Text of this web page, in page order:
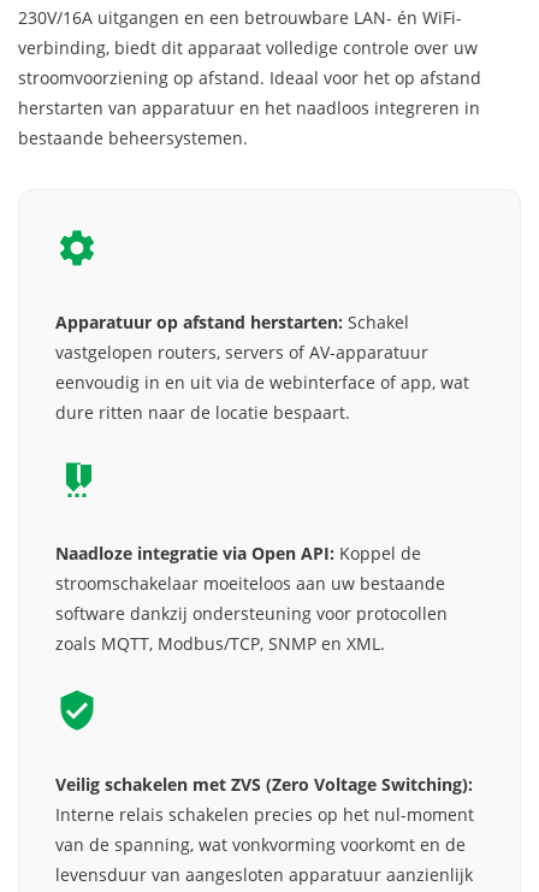
230V/16A uitgangen en een betrouwbare LAN- én WiFi-
verbinding, biedt dit apparaat volledige controle over uw
stroomvoorziening op afstand. Ideaal voor het op afstand
herstarten van apparatuur en het naadloos integreren in
bestaande beheersystemen.
Apparatuur op afstand herstarten: Schakel
vastgelopen routers, servers of AV-apparatuur
eenvoudig in en uit via de webinterface of app, wat
dure ritten naar de locatie bespaart.
Naadloze integratie via Open API: Koppel de
stroomschakelaar moeiteloos aan uw bestaande
software dankzij ondersteuning voor protocollen
zoals MQTT, Modbus/TCP, SNMP en XML.
Veilig schakelen met ZVS (Zero Voltage Switching):
Interne relais schakelen precies op het nul-moment
van de spanning, wat vonkvorming voorkomt en de
levensduur van aangesloten apparatuur aanzienlijk